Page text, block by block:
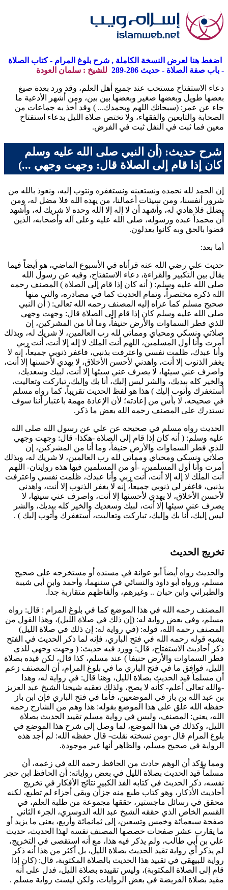
اضغط هنا لعرض النسخة الكاملة , شرح بلوغ المرام - كتاب الصلاة
- باب صفة الصلاة - حديث 286-289
للشيخ : سلمان العودة
دعاء الاستفتاح مستحب عند جميع أهل العلم، وقد ورد بعدة صيغ
بعضها طويل وبعضها صغير وبعضها بين بين، ومن أشهر الأدعية ما
جاء عن عمر: (سبحانك اللهم وبحمدك... ) وقد أخذ به جماعات من
الصحابة والتابعين والفقهاء، ولا تختص صلاة الليل بدعاء استفتاح
معين فما ثبت في النفل ثبت في الفرض.
شرح حديث: (أن النبي صلى الله عليه وسلم
كان إذا قام إلى الصلاة قال: وجهت وجهي ...)
إن الحمد لله نحمده ونستعينه ونستغفره ونتوب إليه، ونعوذ بالله من
شرور أنفسنا، ومن سيئات أعمالنا، من يهده الله فلا مضل له، ومن
يضلل فلا هادي له، وأشهد أن لا إله إلا الله وحده لا شريك له، وأشهد
أن محمداً عبده ورسوله، صلى الله عليه وعلى آله وأصحابه، الذين
قضوا بالحق وبه كانوا يعدلون.
أما بعد:
حديث علي رضي الله عنه قرأناه في الأسبوع الماضي، هو أيضاً فيما
يقال بين التكبير والقراءة، دعاء الاستفتاح، وفيه عن رسول الله
صلى الله عليه وسلم: ( أنه كان إذا قام إلى الصلاة ) المصنف رحمه
الله ذكره مختصراً، وتمام الحديث كما في مصادره، والتي منها
صحيح مسلم كما عزاه إليه المصنف رحمه الله تعالى: ( أن النبي
صلى الله عليه وسلم كان إذا قام إلى الصلاة قال: وجهت وجهي
للذي فطر السماوات والأرض حنيفاً، وما أنا من المشركين، إن
صلاتي ونسكي ومحياي ومماتي لله رب العالمين، لا شريك له، وبذلك
أمرت وأنا أول المسلمين، اللهم أنت الملك لا إله إلا أنت، أنت ربي
وأنا عبدك، ظلمت نفسي واعترفت بذنبي، فاغفر ذنوبي جميعاً، إنه لا
يغفر الذنوب إلا أنت، واهدني لأحسن الأخلاق، لا يهدي لأحسنها إلا أنت،
واصرف عني سيئها، لا يصرف عني سيئها إلا أنت، لبيك وسعديك،
والخير كله بيديك، والشر ليس إليك، أنا بك وإليك، تباركت وتعاليت،
أستغفرك وأتوب إليك ) هذا هو لفظ الحديث تقريباً، كما رواه مسلم
في صحيحه، لا بأس من إعادته؛ لأن الإعادة مهمة باعتبار أننا سوف
نستدرك على المصنف رحمه الله بعض ما ذكر.
الحديث رواه مسلم في صحيحه عن علي عن رسول الله صلى الله
عليه وسلم: ( أنه كان إذا قام إلى الصلاة -هكذا- قال: وجهت وجهي
للذي فطر السماوات والأرض حنيفاً، وما أنا من المشركين، إن
صلاتي ونسكي ومحياي ومماتي لله رب العالمين، لا شريك له، وبذلك
أمرت وأنا أول المسلمين، -أو من المسلمين فيها هذه روايتان- اللهم
أنت الملك لا إله إلا أنت، أنت ربي وأنا عبدك، ظلمت نفسي واعترفت
بذنبي، فاغفر لي ذنوبي جميعاً، إنه لا يغفر الذنوب إلا أنت، واهدني
لأحسن الأخلاق، لا يهدي لأحسنها إلا أنت، واصرف عني سيئها، لا
يصرف عني سيئها إلا أنت، لبيك وسعديك والخير كله بيديك، والشر
ليس إليك، أنا بك وإليك، تباركت وتعاليت، أستغفرك وأتوب إليك ) .
تخريج الحديث
والحديث رواه أيضاً أبو عوانة في مسنده أو مستخرجه على صحيح
مسلم، ورواه أبو داود و النسائي في سننهما، و أحمد و ابن أبي شيبة
و الطبراني و ابن حبان .. وغيرهم، وألفاظهم متقاربة جداً.
المصنف رحمه الله في هذا الموضع كما في بلوغ المرام : قال: رواه
مسلم، وفي بعض رواية له: (إن ذلك في صلاة الليل)، وهذا القول من
المصنف رحمه الله، قوله: (في رواية له: إن ذلك في صلاة الليل)
يشبه قوله رحمه الله في فتح الباري، فإنه لما ذكر الحديث في الفتح
ذكر أحاديث الاستفتاح، قال: وورد فيه حديث: ( وجهت وجهي للذي
فطر السماوات والأرض حنيفاً ) عند مسلم، كذا قال، لكن قيده بصلاة
الليل، فوافق ما في فتح الباري ما في بلوغ المرام، أن المصنف زعم
أن مسلماً قيد الحديث بصلاة الليل، وهنا قال: في رواية له، وهذا
-والله تعالى أعلم- كأنه لا يصح، ولذلك تعقبه شيخنا الشيخ عبد العزيز
بن عبد الله بن باز في الموضعين، فأما في فتح الباري فإن ابن باز
حفظه الله علق على هذا الموضع بقوله: هذا وهم من الشارح رحمه
الله، يعني: المصنف، وليس في رواية مسلم تقييد الحديث بصلاة
الليل، وكذلك في هذا الموضع، لما وصل إلى شرح هذا الموضع في
بلوغ المرام قال -ومن نسخته نقلت- قال حفظه الله: لم أجد هذه
الرواية في صحيح مسلم، والظاهر أنها غير موجودة.
ومما يؤكد أن الوهم حادث من الحافظ رحمه الله في زعمه، أن
مسلماً قيد الحديث بصلاة الليل في بعض رواياته: أن الحافظ ابن حجر
نفسه، ذكر الحديث في كتابه الفذ الكبير نتائج الأفكار في تخريج
أحاديث الأذكار، وهو كتاب طبع منه جزآن وبقي أجزاء لم تطبع، لكنه
محقق في رسائل ماجستير، حققها مجموعة من طلبة العلم، في
القسم الخاص الذي حققه الشيخ عبد الله الدوسري، الجزء الثاني
صفحة سبعمائة وخمس وتسعين، إلى ثمانمائة وأربع، يعني ما يزيد أو
ما يقارب عشر صفحات خصصها المصنف نفسه لهذا الحديث، حديث
علي بن أبي طالب، ولم يذكر فيه هذا، مع أنه استقصى في التخريج،
لم يذكر أي رواية تقيد الحديث بصلاة الليل، بل أكثر من هذا أنه ذكر
رواية للبيهقي في تقييد هذا الحديث بالصلاة المكتوبة، قال: (كان إذا
قام إلى الصلاة المكتوبة)، وليس تقييده بصلاة الليل، فدل على أنه
مقيد بصلاة الفريضة في بعض الروايات، ولكن ليست رواية مسلم .